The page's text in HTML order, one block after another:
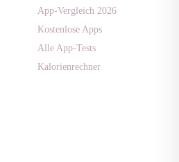
App-Vergleich 2026
Kostenlose Apps
Alle App-Tests
Kalorienrechner